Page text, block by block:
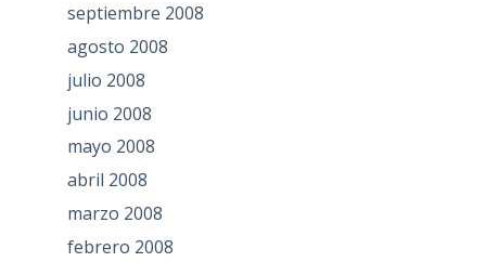
septiembre 2008
agosto 2008
julio 2008
junio 2008
mayo 2008
abril 2008
marzo 2008
febrero 2008